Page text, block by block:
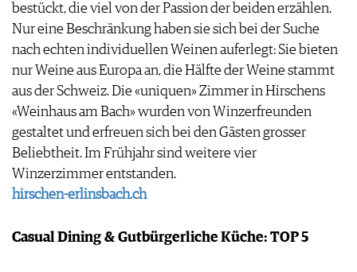
bestückt, die viel von der Passion der beiden erzählen.
Nur eine Beschränkung haben sie sich bei der Suche
nach echten individuellen Weinen auferlegt: Sie bieten
nur Weine aus Europa an, die Hälfte der Weine stammt
aus der Schweiz. Die «uniquen» Zimmer in Hirschens
«Weinhaus am Bach» wurden von Winzerfreunden
gestaltet und erfreuen sich bei den Gästen grosser
Beliebtheit. Im Frühjahr sind weitere vier
Winzerzimmer entstanden.
hirschen-erlinsbach.ch
Casual Dining & Gutbürgerliche Küche: TOP 5